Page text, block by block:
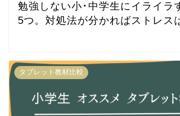
勉強しない小･中学生にイライラ
5つ。対処法が分かればストレス
タブレット教材比較